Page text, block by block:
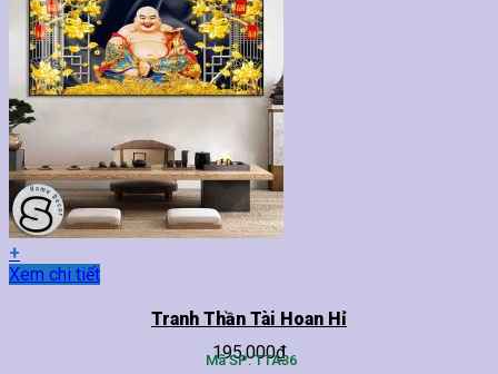
+
Sản
Xem chi tiết
Tranh Thần Tài Hoan Hỉ
195,000₫
Mã SP: TTA36